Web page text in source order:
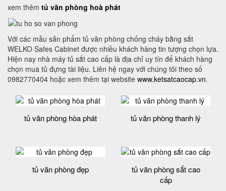
xem thêm tủ văn phòng hoà phát
Với các mẫu sản phẩm tủ văn phòng chống cháy bằng sắt
WELKO Safes Cabinet được nhiều khách hàng tin tượng chọn lựa.
Hiện nay nhà máy tủ sắt cao cấp là địa chỉ uy tín để khách hàng
chọn mua tủ đựng tài liệu. Liên hệ ngay với chúng tôi theo số
0982770404 hoặc xem thêm tại website www.ketsatcaocap.vn.
tủ văn phòng hòa phát tủ văn phòng thanh lý
tủ văn phòng đẹp
tủ văn phòng sắt cao
cấp